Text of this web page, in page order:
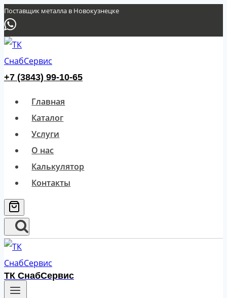
Перейти
к
содержимому
Поставщик металла в Новокузнецке
+7 (3843) 99-10-65
Главная
Каталог
Услуги
О нас
Калькулятор
Контакты
ТК СнабСервис